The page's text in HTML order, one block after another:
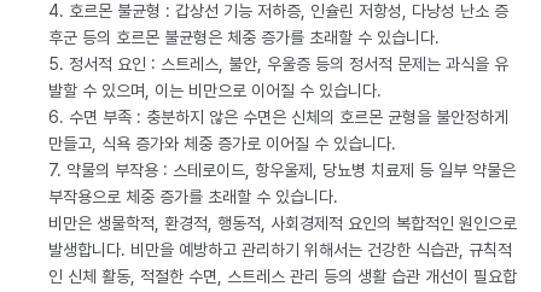
4. 호르몬 불균형 : 갑상선 기능 저하증, 인슐린 저항성, 다낭성 난소 증
후군 등의 호르몬 불균형은 체중 증가를 초래할 수 있습니다.
5. 정서적 요인 : 스트레스, 불안, 우울증 등의 정서적 문제는 과식을 유
발할 수 있으며, 이는 비만으로 이어질 수 있습니다.
6. 수면 부족 : 충분하지 않은 수면은 신체의 호르몬 균형을 불안정하게
만들고, 식욕 증가와 체중 증가로 이어질 수 있습니다.
7. 약물의 부작용 : 스테로이드, 항우울제, 당뇨병 치료제 등 일부 약물은
부작용으로 체중 증가를 초래할 수 있습니다.
비만은 생물학적, 환경적, 행동적, 사회경제적 요인의 복합적인 원인으로
발생합니다. 비만을 예방하고 관리하기 위해서는 건강한 식습관, 규칙적
인 신체 활동, 적절한 수면, 스트레스 관리 등의 생활 습관 개선이 필요합